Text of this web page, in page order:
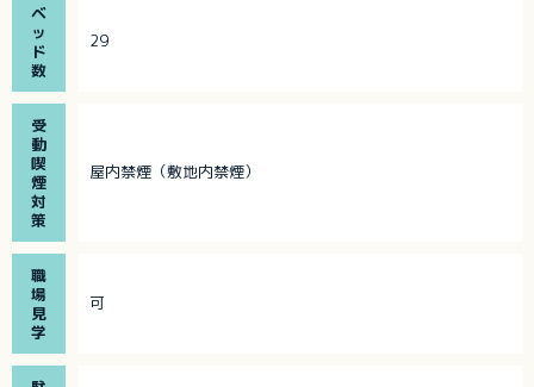
ベ
ッ
ド
数
29
受
動
喫
煙
対
策
屋内禁煙（敷地内禁煙）
職
場
見
学
可